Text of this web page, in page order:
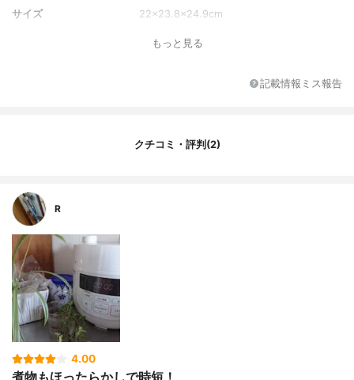
サイズ
22×23.8×24.9cm
蒸し台、予備パッキン、計量カップ、レシ
調理メニュー数
熱源
ふたの形
タイマーのタイプ
もっと見る
記載情報ミス報告
クチコミ・評判(2)
R
4.00
煮物もほったらかしで時短！